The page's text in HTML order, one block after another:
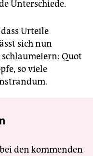
Unterschiede.
Urteile
sich nun
Quot
so viele
den kommenden